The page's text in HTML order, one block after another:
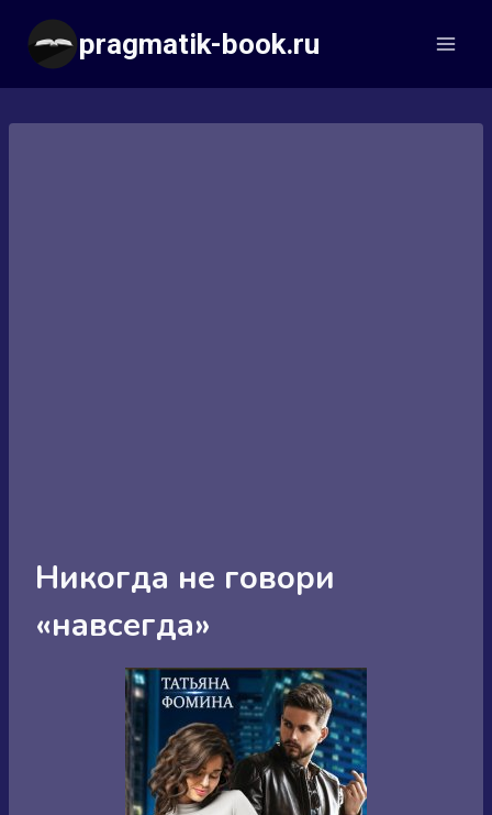
Перейти
содержимому
pragmatik-book.ru
Никогда не говори
«навсегда»